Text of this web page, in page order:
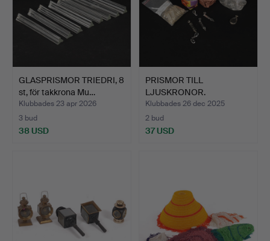
GLASPRISMOR TRIEDRI, 8
st, för takkrona Mu…
Klubbades 23 apr 2026
3 bud
38 USD
PRISMOR TILL
LJUSKRONOR.
Klubbades 26 dec 2025
2 bud
37 USD